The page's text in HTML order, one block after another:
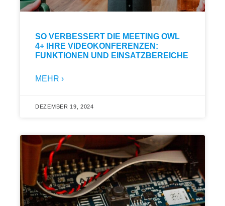
SO VERBESSERT DIE MEETING OWL
4+ IHRE VIDEOKONFERENZEN:
FUNKTIONEN UND EINSATZBEREICHE
MEHR ›
DEZEMBER 19, 2024